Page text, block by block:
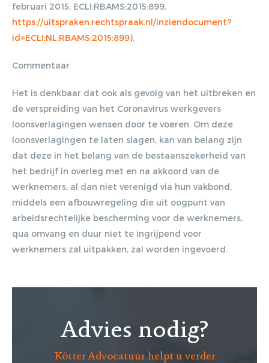
februari 2015, ECLI:RBAMS:2015:899,
https://uitspraken.rechtspraak.nl/inziendocument?
id=ECLI:NL:RBAMS:2015:899).
Commentaar
Het is denkbaar dat ook als gevolg van het uitbreken en
de verspreiding van het Coronavirus werkgevers
loonsverlagingen wensen door te voeren. Om deze
loonsverlagingen te laten slagen, kan van belang zijn
dat deze in het belang van de bestaanszekerheid van
het bedrijf in overleg met en na akkoord van de
werknemers, al dan niet verenigd via hun vakbond,
middels een afbouwregeling die uit oogpunt van
arbeidsrechtelijke bescherming voor de werknemers,
qua omvang en duur niet te ingrijpend voor
werknemers zal uitpakken, zal worden ingevoerd.
Advies nodig?
Kötter Advocatuur helpt u verder